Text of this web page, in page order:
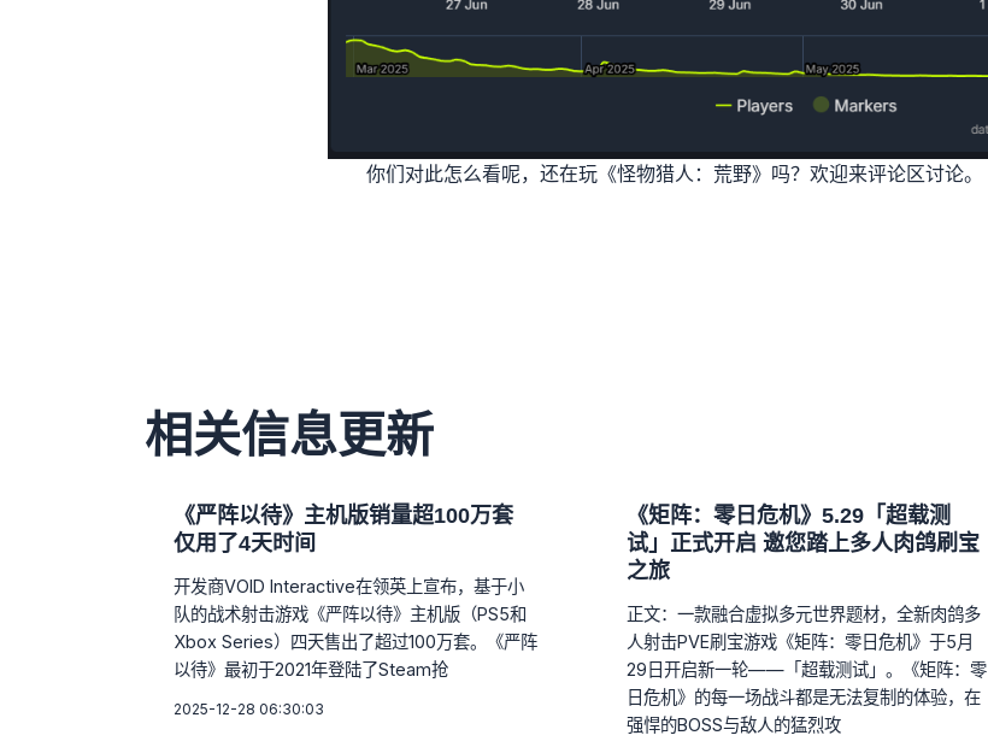
你们对此怎么看呢，还在玩《怪物猎人：荒野》吗？欢迎来评论区讨论。
相关信息更新
《严阵以待》主机版销量超100万套
仅用了4天时间
开发商VOID Interactive在领英上宣布，基于小
队的战术射击游戏《严阵以待》主机版（PS5和
Xbox Series）四天售出了超过100万套。《严阵
以待》最初于2021年登陆了Steam抢
2025-12-28 06:30:03
《矩阵：零日危机》5.29「超载测
试」正式开启 邀您踏上多人肉鸽刷宝
之旅
正文：一款融合虚拟多元世界题材，全新肉鸽多
人射击PVE刷宝游戏《矩阵：零日危机》于5月
29日开启新一轮——「超载测试」。《矩阵：零
日危机》的每一场战斗都是无法复制的体验，在
强悍的BOSS与敌人的猛烈攻